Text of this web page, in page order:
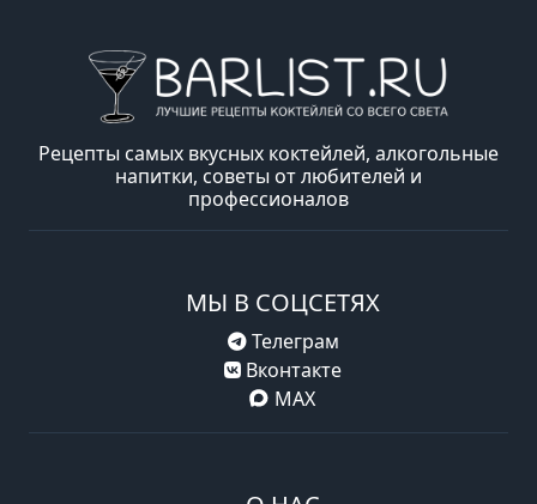
Рецепты самых вкусных коктейлей, алкогольные
напитки, советы от любителей и
профессионалов
МЫ В СОЦСЕТЯХ
Телеграм
Вконтакте
MAX